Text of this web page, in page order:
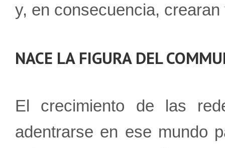
y, en consecuencia, crearan
NACE LA FIGURA DEL
El crecimiento de las
adentrarse en ese mundo